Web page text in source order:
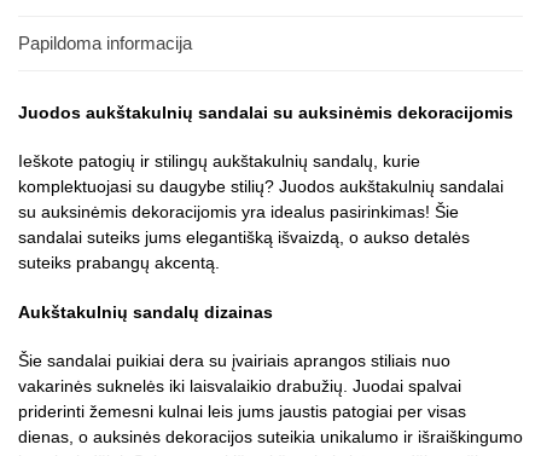
Papildoma informacija
Juodos aukštakulnių sandalai su auksinėmis dekoracijomis
Ieškote patogių ir stilingų aukštakulnių sandalų, kurie
komplektuojasi su daugybe stilių? Juodos aukštakulnių sandalai
su auksinėmis dekoracijomis yra idealus pasirinkimas! Šie
sandalai suteiks jums elegantišką išvaizdą, o aukso detalės
suteiks prabangų akcentą.
Aukštakulnių sandalų dizainas
Šie sandalai puikiai dera su įvairiais aprangos stiliais nuo
vakarinės suknelės iki laisvalaikio drabužių. Juodai spalvai
priderinti žemesni kulnai leis jums jaustis patogiai per visas
dienas, o auksinės dekoracijos suteikia unikalumo ir išraiškingumo